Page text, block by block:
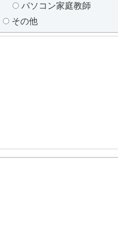
パソコン家庭教師
その他